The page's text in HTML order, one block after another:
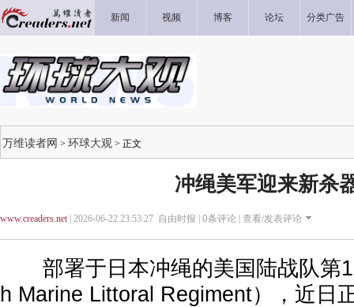
新闻 视频 博客 论坛 分类广告
万维读者网 > 环球大观 > 正文
冲绳美军迎来新杀
www.creaders.net| 2026-06-22 23:53:27 自由时报 | 0条评论 | 查看/发表评论
部署于日本冲绳的美国陆战队第
h Marine Littoral Regiment），近日